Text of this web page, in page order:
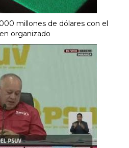
millones de dólares con el
organizado